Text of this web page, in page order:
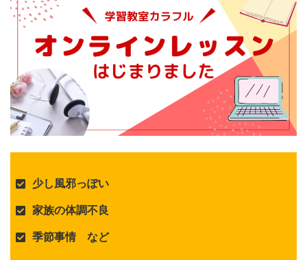
少し風邪っぽい
家族の体調不良
季節事情 など